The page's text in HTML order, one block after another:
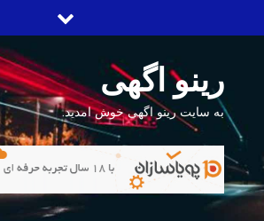
to
رینو اگهی
به سایت رینو اگهی خوش امدید.